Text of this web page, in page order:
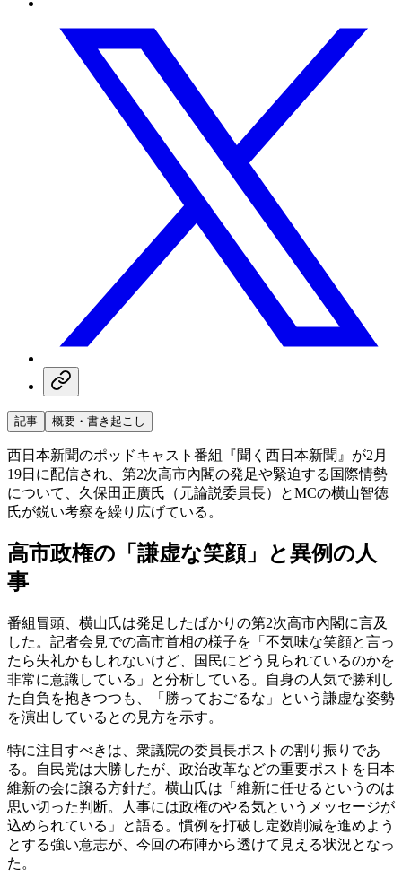
記事 概要・書き起こし
西日本新聞のポッドキャスト番組『聞く西日本新聞』が2月
19日に配信され、第2次高市內閣の発足や緊迫する国際情勢
について、久保田正廣氏（元論説委員長）とMCの横山智徳
氏が鋭い考察を繰り広げている。
高市政権の「謙虚な笑顔」と異例の人
事
番組冒頭、横山氏は発足したばかりの第2次高市內閣に言及
した。記者会見での高市首相の様子を「不気味な笑顔と言っ
たら失礼かもしれないけど、国民にどう見られているのかを
非常に意識している」と分析している。自身の人気で勝利し
た自負を抱きつつも、「勝っておごるな」という謙虚な姿勢
を演出しているとの見方を示す。
特に注目すべきは、衆議院の委員長ポストの割り振りであ
る。自民党は大勝したが、政治改革などの重要ポストを日本
維新の会に譲る方針だ。横山氏は「維新に任せるというのは
思い切った判断。人事には政権のやる気というメッセージが
込められている」と語る。慣例を打破し定数削減を進めよう
とする強い意志が、今回の布陣から透けて見える状況となっ
た。